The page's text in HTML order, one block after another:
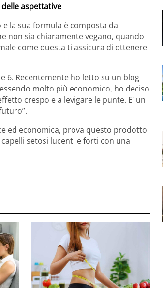
delle aspettative
la sua formula è composta da
non sia chiaramente vegano, quando
come questa ti assicura di ottenere
6. Recentemente ho letto su un blog
molto più economico, ho deciso
crespo e a levigare le punte. E’ un
ed economica, prova questo prodotto
setosi lucenti e forti con una